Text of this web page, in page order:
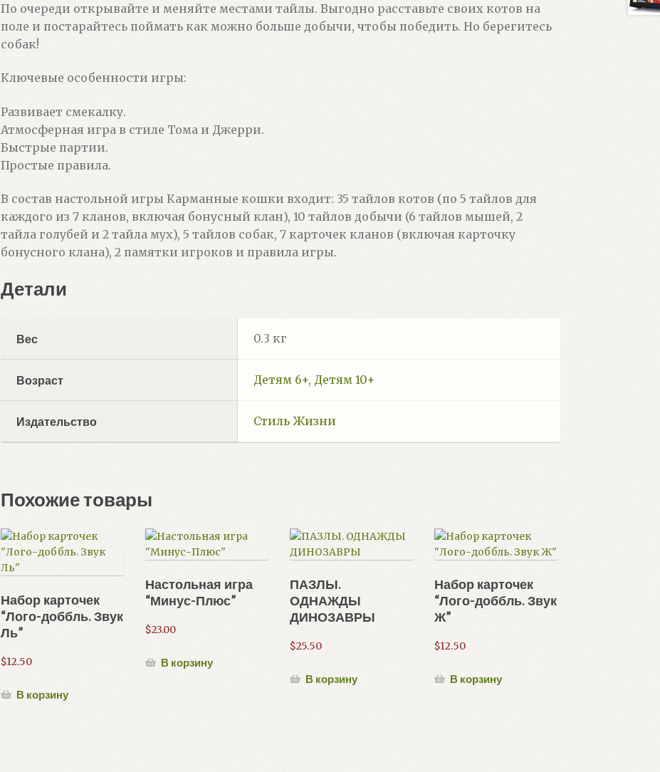
По очереди открывайте и меняйте местами тайлы. Выгодно расставьте своих котов на
поле и постарайтесь поймать как можно больше добычи, чтобы победить. Но берегитесь
собак!
Ключевые особенности игры:
Развивает смекалку.
Атмосферная игра в стиле Тома и Джерри.
Быстрые партии.
Простые правила.
В состав настольной игры Карманные кошки входит: 35 тайлов котов (по 5 тайлов для
каждого из 7 кланов, включая бонусный клан), 10 тайлов добычи (6 тайлов мышей, 2
тайла голубей и 2 тайла мух), 5 тайлов собак, 7 карточек кланов (включая карточку
бонусного клана), 2 памятки игроков и правила игры.
Детали
Вес 0.3 кг
Возраст Детям 6+, Детям 10+
Издательство Стиль Жизни
Похожие товары
Набор карточек
“Лого-доббль. Звук
Ль”
$12.50
В корзину
Настольная игра
“Минус-Плюс”
$23.00
В корзину
ПАЗЛЫ.
ОДНАЖДЫ
ДИНОЗАВРЫ
$25.50
В корзину
Набор карточек
“Лого-доббль. Звук
Ж”
$12.50
В корзину